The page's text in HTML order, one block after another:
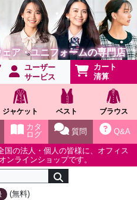
ア・ユニフォームの専門店
ユーザー
サービス
カート
清算
ジャケット ベスト ブラウス
Q&A
質問
カタ
ログ
の法人・個人の皆様に、オフィス
ンラインショップです。
(無料)